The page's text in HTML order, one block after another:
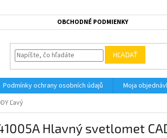
OBCHODNÉ PODMIENKY
HĽADAŤ
Podmínky ochrany osobních údajů
Moja
Ľavý
Hlavný svetlomet